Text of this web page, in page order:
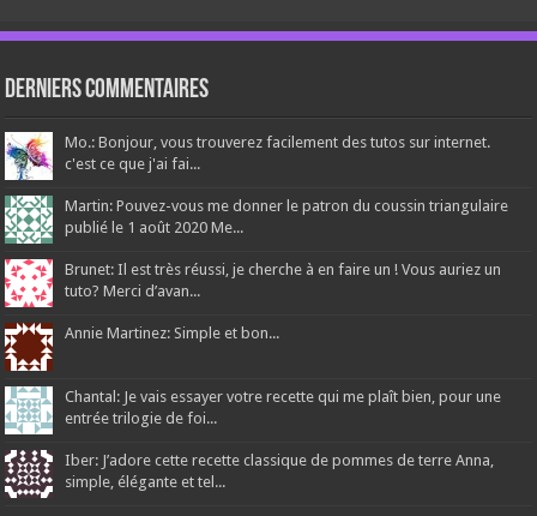
Derniers Commentaires
Mo.: Bonjour, vous trouverez facilement des tutos sur internet.
c'est ce que j'ai fai...
Martin: Pouvez-vous me donner le patron du coussin triangulaire
publié le 1 août 2020 Me...
Brunet: Il est très réussi, je cherche à en faire un ! Vous auriez un
tuto? Merci d’avan...
Annie Martinez: Simple et bon...
Chantal: Je vais essayer votre recette qui me plaît bien, pour une
entrée trilogie de foi...
Iber: J’adore cette recette classique de pommes de terre Anna,
simple, élégante et tel...